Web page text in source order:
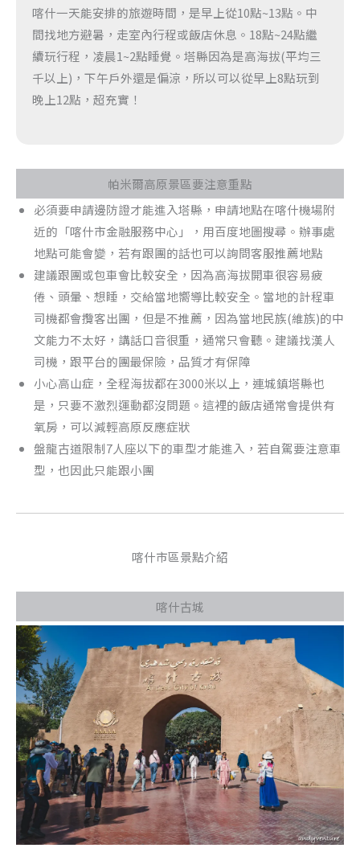
喀什一天能安排的旅遊時間，是早上從10點~13點。中
間找地方避暑，走室內行程或飯店休息。18點~24點繼
續玩行程，凌晨1~2點睡覺。塔縣因為是高海拔(平均三
千以上)，下午戶外還是偏涼，所以可以從早上8點玩到
晚上12點，超充實！
帕米爾高原景區要注意重點
必須要申請邊防證才能進入塔縣，申請地點在喀什機場附
近的「喀什市金融服務中心」，用百度地圖搜尋。辦事處
地點可能會變，若有跟團的話也可以詢問客服推薦地點
建議跟團或包車會比較安全，因為高海拔開車很容易疲
倦、頭暈、想睡，交給當地嚮導比較安全。當地的計程車
司機都會攬客出團，但是不推薦，因為當地民族(維族)的中
文能力不太好，講話口音很重，通常只會聽。建議找漢人
司機，跟平台的團最保險，品質才有保障
小心高山症，全程海拔都在3000米以上，連城鎮塔縣也
是，只要不激烈運動都沒問題。這裡的飯店通常會提供有
氧房，可以減輕高原反應症狀
盤龍古道限制7人座以下的車型才能進入，若自駕要注意車
型，也因此只能跟小團
喀什市區景點介紹
喀什古城